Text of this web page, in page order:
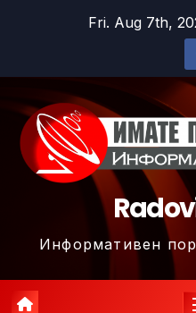
Fri. Aug 7th,
Информативен